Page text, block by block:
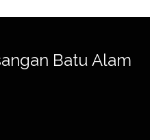
Batu Alam